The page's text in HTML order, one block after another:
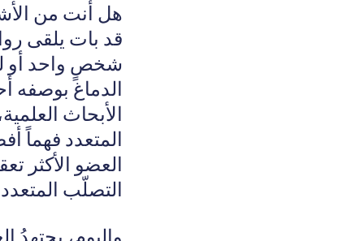
هل أنت من
قد بات يلقى
شخصٍ واحد أو
الدماغ بوصفه
الأبحاث
المتعدد فهماً
العضو الأكثر
التصلّب
واليوم، يجتهدُ